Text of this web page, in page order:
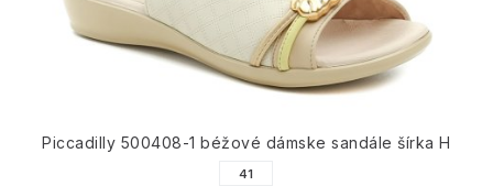
Piccadilly 500408-1 béžové dámske sandále šírka H
41